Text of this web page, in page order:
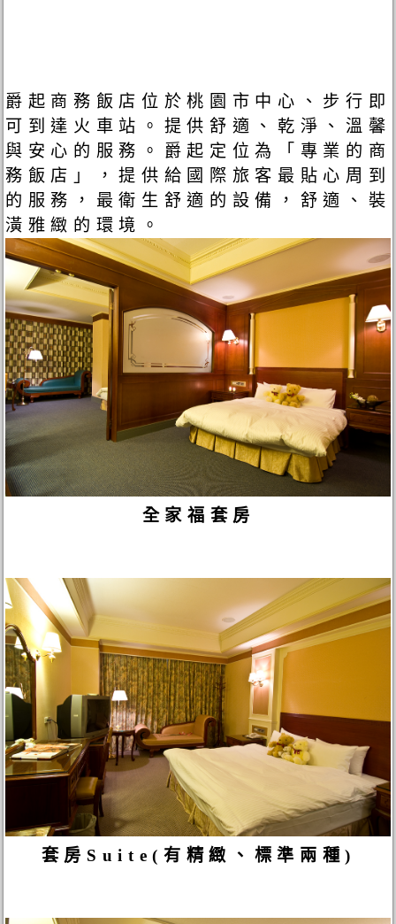
爵起商務飯店位於桃園市中心、步行即
可到達火車站。提供舒適、乾淨、溫馨
與安心的服務。爵起定位為「專業的商
務飯店」，提供給國際旅客最貼心周到
的服務，最衛生舒適的設備，舒適、裝
潢雅緻的環境。
全家福套房
套房Suite(有精緻、標準兩種)